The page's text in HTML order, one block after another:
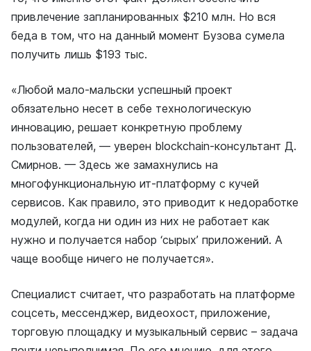
привлечение запланированных $210 млн. Но вся
беда в том, что на данный момент Бузова сумела
получить лишь $193 тыс.
«Любой мало-мальски успешный проект
обязательно несет в себе технологическую
инновацию, решает конкретную проблему
пользователей, — уверен blockchain-консультант Д.
Смирнов. — Здесь же замахнулись на
многофункциональную ит-платформу с кучей
сервисов. Как правило, это приводит к недоработке
модулей, когда ни один из них не работает как
нужно и получается набор ‘сырых’ приложений. А
чаще вообще ничего не получается».
Специалист считает, что разработать на платформе
соцсеть, мессенджер, видеохост, приложение,
торговую площадку и музыкальный сервис – задача